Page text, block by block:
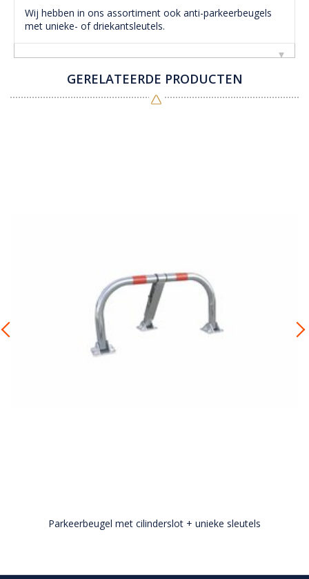
Wij hebben in ons assortiment ook anti-parkeerbeugels
met unieke- of driekantsleutels.
GERELATEERDE PRODUCTEN
Parkeerbeugel met cilinderslot + unieke sleutels